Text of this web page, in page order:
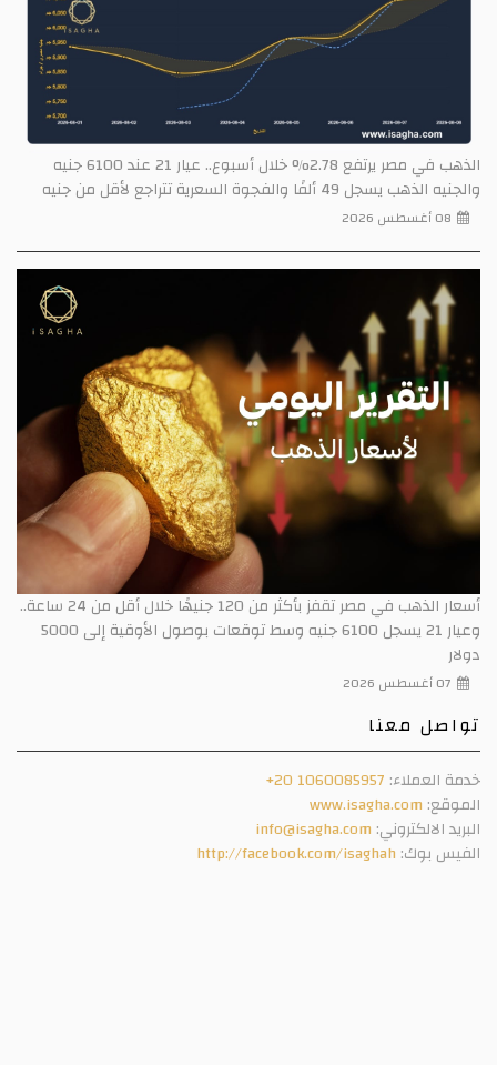
الذهب في مصر يرتفع 2.78% خلال أسبوع.. عيار 21 عند 6100 جنيه
والجنيه الذهب يسجل 49 ألفًا والفجوة السعرية تتراجع لأقل من جنيه
08 أغسطس 2026
أسعار الذهب في مصر تقفز بأكثر من 120 جنيهًا خلال أقل من 24 ساعة..
وعيار 21 يسجل 6100 جنيه وسط توقعات بوصول الأوقية إلى 5000
دولار
07 أغسطس 2026
تواصل معنا
خدمة العملاء: +20 1060085957
الموقع: www.isagha.com
البريد الالكتروني: info@isagha.com
الفيس بوك: http://facebook.com/isaghah